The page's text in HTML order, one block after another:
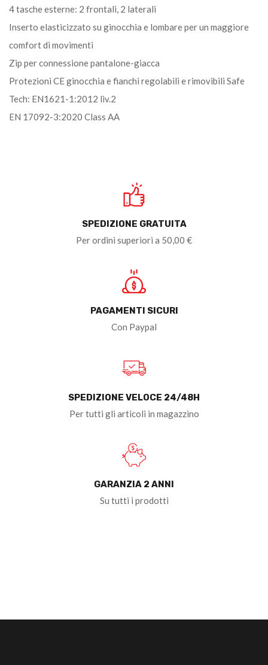
4 tasche esterne: 2 frontali, 2 laterali
Inserto elasticizzato su ginocchia e lombare per un maggiore
comfort di movimenti
Zip per connessione pantalone-giacca
Protezioni CE ginocchia e fianchi regolabili e rimovibili Safe
Tech: EN1621-1:2012 liv.2
EN 17092-3:2020 Class AA
SPEDIZIONE GRATUITA
Per ordini superiori a 50,00 €
PAGAMENTI SICURI
Con Paypal
SPEDIZIONE VELOCE 24/48H
Per tutti gli articoli in magazzino
GARANZIA 2 ANNI
Su tutti i prodotti